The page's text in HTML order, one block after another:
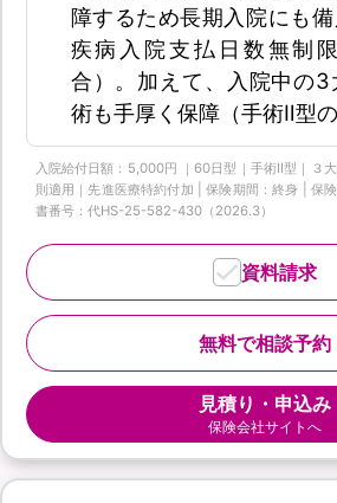
障するため長期入院にも
疾病入院支払日数無制
合）。加えて、入院中の
術も手厚く保障（手術Ⅱ型の
入院給付日額：5,000円 ｜60日型｜手術Ⅱ型｜３
則適用｜先進医療特約付加 | 保険期間：終身 | 保
書番号：代HS-25-582-430（2026.3）
無料で相談予約
資料請求
見積り・申込み
保険会社サイトへ